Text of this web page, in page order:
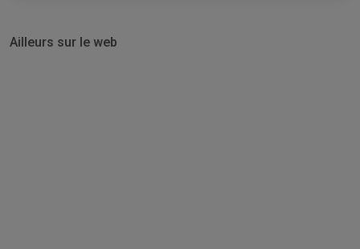
Ailleurs sur le web